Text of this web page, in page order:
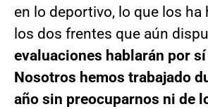
en lo deportivo, lo que los ha
los dos frentes que aún
evaluaciones hablarán por
Nosotros hemos trabajado
año sin preocuparnos ni de